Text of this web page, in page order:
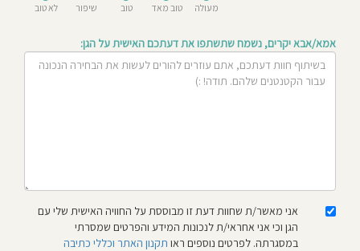
מעולה טוב מאד טוב
שיפור
לא טוב
אמא/אבא יקרים, נשמח שתשתפו את דעתכם האישית על הגן:
אני מאשר/ת שחוות דעת זו מבוססת על החוויה האישית שלי עם
הגן וכי אני אחראי/ת לנכונות המידע והפרטים שמסרתי
במסגרתה. לפרטים נוספים ראו תקנון האתר וכללי כתיבה